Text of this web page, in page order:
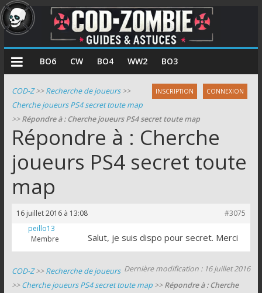
COD
Zombie
Guides
et
astuces
pour
le
mode
zombie
de
Duty
BO6 CW BO4 WW2 BO3
INSCRIPTION CONNEXION
COD-Z>>Recherche de joueurs>>
Cherche joueurs PS4 secret toute map
>>Répondre à : Cherche joueurs PS4 secret toute map
Répondre à : Cherche
joueurs PS4 secret toute
map
16 juillet 2016 à 13:08
#3075
peillo13
Membre
Salut, je suis dispo pour secret. Merci
Dernière modification : 16 juillet 2016
COD-Z>>Recherche de joueurs
>>Cherche joueurs PS4 secret toute map>>Répondre à : Cherche